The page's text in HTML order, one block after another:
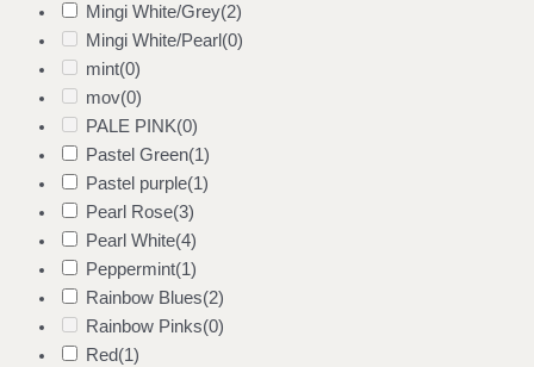
Mingi White/Grey(2)
Mingi White/Pearl (0)
mint(0)
mov(0)
PALE PINK(0)
Pastel Green(1)
Pastel purple(1)
Pearl Rose(3)
Pearl White(4)
Peppermint(1)
Rainbow Blues(2)
Rainbow Pinks(0)
Red(1)